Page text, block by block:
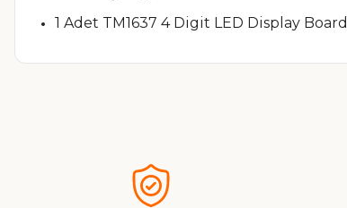
1 Adet TM1637 4 Digit LED Display Board
Ürün resmi kalitesiz, bozuk veya görüntülenemiyor.